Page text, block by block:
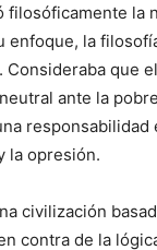
filosóficamente la
enfoque, la
Consideraba que
ante la
responsabilidad
la opresión.
civilización
contra de la